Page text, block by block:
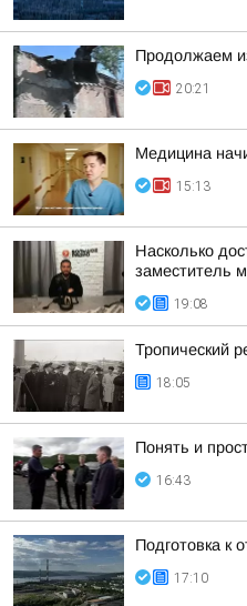
Продолжаем
20:21
Медицина
15:13
Насколько
заместитель
19:08
Тропический
18:05
Понять и
16:43
Подготовка к
17:10